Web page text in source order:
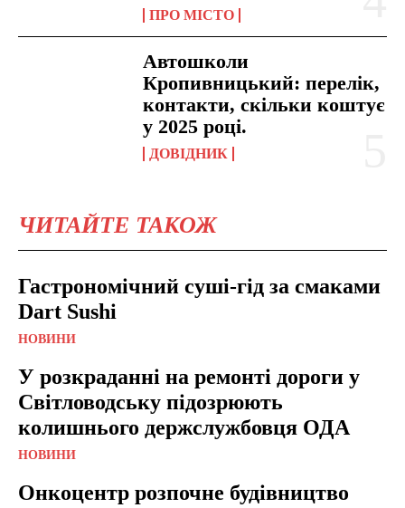
ПРО МІСТО
Автошколи
Кропивницький: перелік,
контакти, скільки коштує
у 2025 році.
ДОВІДНИК
ЧИТАЙТЕ ТАКОЖ
Гастрономічний суші-гід за смаками
Dart Sushi
НОВИНИ
У розкраданні на ремонті дороги у
Світловодську підозрюють
колишнього держслужбовця ОДА
НОВИНИ
Онкоцентр розпочне будівництво